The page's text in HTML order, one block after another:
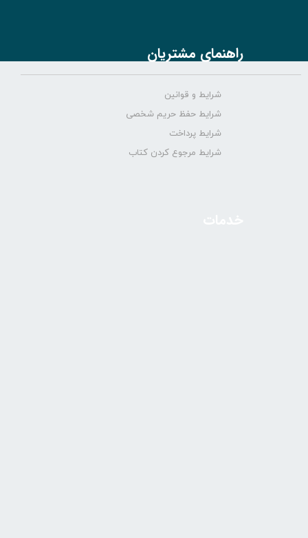
راهنمای مشتریان
شرایط و قوانین
شرایط حفظ حریم شخصی
شرایط پرداخت
شرایط مرجوع کردن کتاب